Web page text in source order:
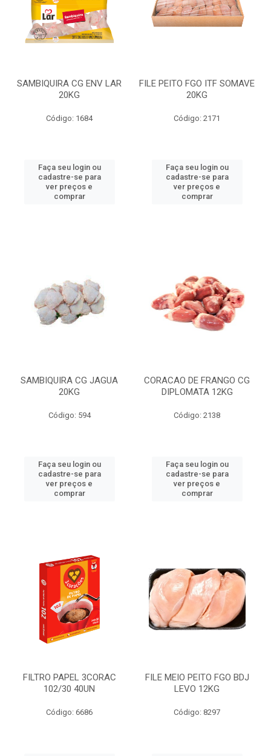
SAMBIQUIRA CG ENV LAR
20KG
Código: 1684
Faça seu login ou
cadastre-se para
ver preços e
comprar
FILE PEITO FGO ITF SOMAVE
20KG
Código: 2171
Faça seu login ou
cadastre-se para
ver preços e
comprar
SAMBIQUIRA CG JAGUA
20KG
Código: 594
Faça seu login ou
cadastre-se para
ver preços e
comprar
CORACAO DE FRANGO CG
DIPLOMATA 12KG
Código: 2138
Faça seu login ou
cadastre-se para
ver preços e
comprar
FILTRO PAPEL 3CORAC
102/30 40UN
Código: 6686
FILE MEIO PEITO FGO BDJ
LEVO 12KG
Código: 8297